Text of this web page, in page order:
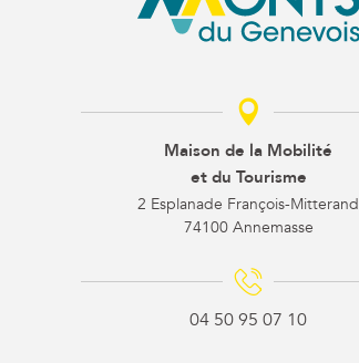
Maison de la Mobilité
et du Tourisme
2 Esplanade François-Mitterand
74100 Annemasse
04 50 95 07 10